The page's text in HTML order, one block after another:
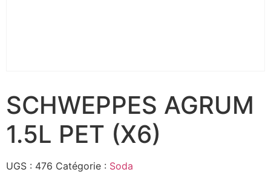
SCHWEPPES AGRUM
1.5L PET (X6)
UGS : 476 Catégorie : Soda